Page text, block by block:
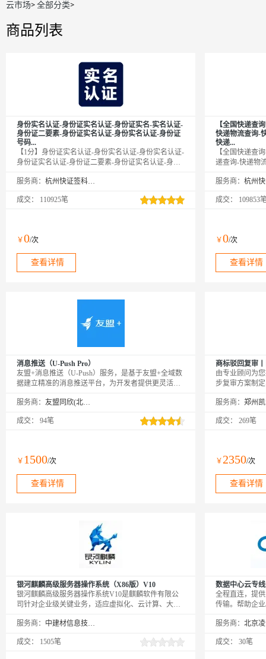
云市场>全部分类>
商品列表
身份实名认证-身份证实名认证-身份证实名-实名认证-
身份证二要素-身份证实名认证-身份实名认证-身份证
号码...
【1分】身份证实名认证-身份实名认证-身份实名认证-
身份证实名认证-身份证二要素-身份证实名认证-身份
名-身份证核验-身份证号码-实名认证-身份实名认证-
实名认证-身份证实名认证-身份实名认证-实名认证-实
份证二要素-身份证二要素-身份证实名认证-身份实名
认证-身份实名认证-身份证实名认证-身份实名认证-身
份实名认证-身份证二要素-...
服务商： 杭州快证签科技有限公司
成交： 110925笔
￥0/次
查看详情
【全国快递查
快递物流查询-
快递...
【全国快递查
递查询-快递物
查询-快递查询-
递物流查询-快
流查询-快递
询-物流查询-
查询-物流查询-
服务商：
成交： 109853
￥0/次
查看详情
消息推送（U-Push Pro）
友盟+消息推送（U-Push）服务，是基于友盟+全域数
据建立精准的消息推送平台，为开发者提供更灵活、
性，提高App活跃度。PS：购买成功后，需要在友盟
活才可以正常使用。
服务商： 友盟同欣(北京)科技有限公司
成交： 94笔
￥ 1500/次
查看详情
商标驳回复审
由专业顾问为
步复审方案制
顾问的引导下
服务商：
成交： 269笔
￥2350/次
查看详情
银河麒麟高级服务器操作系统（X86版）V10
银河麒麟高级服务器操作系统V10是麒麟软件有限公
司针对企业级关键业务，适应虚拟化、云计算、大数
能、扩展性和实时性等需求，依据CMMI5级标准研制
化、高性能、易管理的新一代自主服务器操作系统。
服务商： 中建材信息技术股份有限公司
成交： 1505笔
数据中心云专
全程直连，提
传输。帮助企
公有云到企业/
通信的质量和
服务商：
成交： 30笔